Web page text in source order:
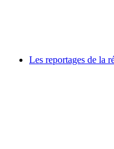
Les reportages de la